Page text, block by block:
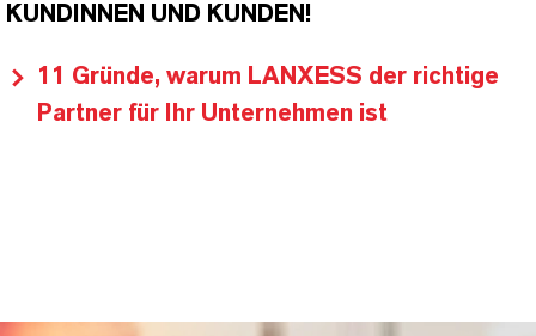
KUNDINNEN UND KUNDEN!
11 Gründe, warum LANXESS der richtige
Partner für Ihr Unternehmen ist